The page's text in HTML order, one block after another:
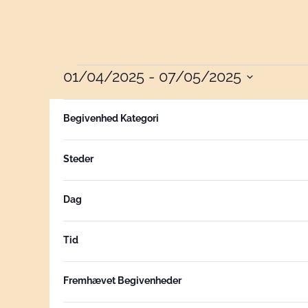
du
ændrer
form
inputs,
opdateres
listen
over
med
Begivenhed Kategori
Steder
Dag
Tid
Fremhævet Begivenheder
01/04/2025 - 07/05/2025
Vælg
dato.
april 2025
26